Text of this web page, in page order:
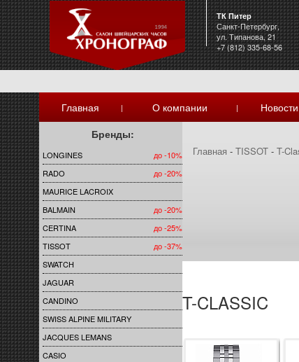
ТК Питер
Санкт-Петербург,
ул. Типанова, 21
+7 (812) 335-68-56
Главная
| О компании | Новости
Бренды:
LONGINES
до -10%
RADO
до -20%
MAURICE LACROIX
BALMAIN
до -20%
CERTINA
до -25%
TISSOT
до -37%
SWATCH
JAGUAR
CANDINO
SWISS ALPINE MILITARY
JACQUES LEMANS
CASIO
Главная -TISSOT -T-
T-CLASSIC